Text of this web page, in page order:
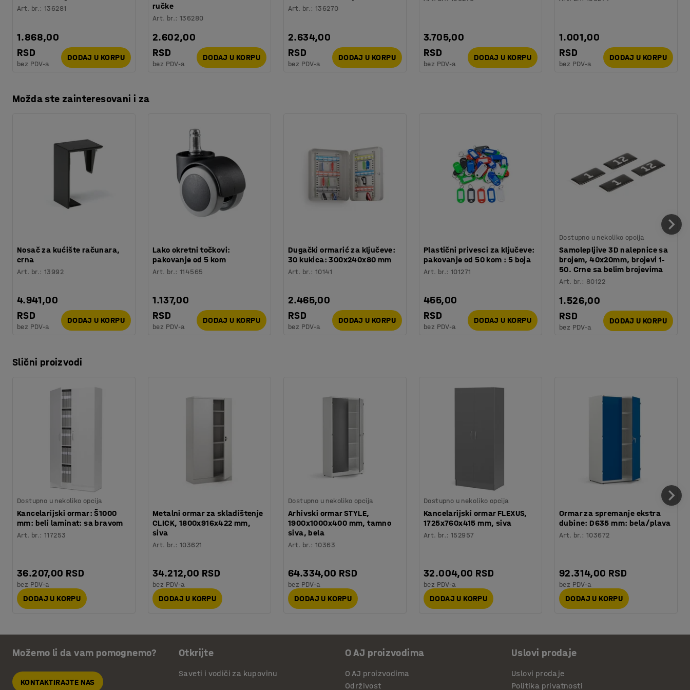
Art. br.:136281
1.868,00
RSD
bez PDV-a
DODAJ U KORPU
ručke
Art. br.:136280
2.602,00
RSD
bez PDV-a
DODAJ U KORPU
Art. br.:136270
2.634,00
RSD
bez PDV-a
DODAJ U KORPU
3.705,00
RSD
bez PDV-a
DODAJ U KORPU
1.001,00
RSD
bez PDV-a
DODAJ U KORPU
Možda ste zainteresovani i za
Nosač za kućište računara,
crna
Art. br.:13992
4.941,00
RSD
bez PDV-a
DODAJ U KORPU
Lako okretni točkovi:
pakovanje od 5 kom
Art. br.:114565
1.137,00
RSD
bez PDV-a
DODAJ U KORPU
Dugački ormarić za ključeve:
30 kukica: 300x240x80 mm
Art. br.:10141
2.465,00
RSD
bez PDV-a
DODAJ U KORPU
Plastični privesci za ključeve:
pakovanje od 50 kom : 5 boja
Art. br.:101271
455,00
RSD
bez PDV-a
DODAJ U KORPU
Dostupno u nekoliko opcija
Samolepljive 3D nalepnice sa
brojem, 40x20mm, brojevi 1-
50. Crne sa belim brojevima
Art. br.: 80122
1.526,00
RSD
bez PDV-a
DODAJ U KORPU
Slični proizvodi
Dostupno u nekoliko opcija
Kancelarijski ormar: Š1000
mm: beli laminat: sa bravom
Art. br.:117253
36.207,00 RSD
bez PDV-a
DODAJ U KORPU
Metalni ormar za skladištenje
CLICK, 1800x916x422 mm,
siva
Art. br.:103621
34.212,00 RSD
bez PDV-a
DODAJ U KORPU
Dostupno u nekoliko opcija
Arhivski ormar STYLE,
1900x1000x400 mm, tamno
siva, bela
Art. br.:10363
64.334,00 RSD
bez PDV-a
DODAJ U KORPU
Dostupno u nekoliko opcija
Kancelarijski ormar FLEXUS,
1725x760x415 mm, siva
Art. br.:152957
32.004,00 RSD
bez PDV-a
DODAJ U KORPU
Ormar za spremanje ekstra
dubine: D635 mm: bela/plava
Art. br.:103672
92.314,00 RSD
bez PDV-a
DODAJ U KORPU
Možemo li da vam pomognemo?
KONTAKTIRAJTE NAS
Otkrijte
Saveti i vodiči za kupovinu
O AJ proizvodima
O AJ proizvodima
Održivost
Uslovi prodaje
Uslovi prodaje
Politika privatnosti